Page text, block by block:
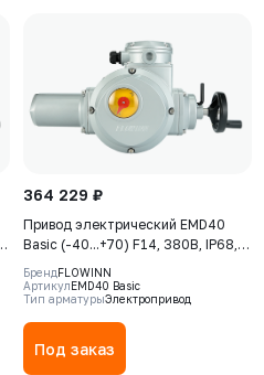
364 229 ₽
Привод электрический EMD40
Basic (-40...+70) F14, 380В, IP68,
S2-15min
БрендFLOWINN
АртикулEMD40 Basic
Тип арматурыЭлектропривод
Под заказ